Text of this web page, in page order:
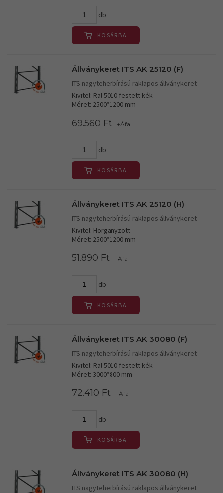
db
KOSÁRBA
Állványkeret ITS AK 25120 (F)
ITS nagyteherbírású raklapos állványkeret
Kivitel: Ral 5010 festett kék
Méret: 2500*1200 mm
69.560 Ft +Áfa
db
KOSÁRBA
Állványkeret ITS AK 25120 (H)
ITS nagyteherbírású raklapos állványkeret
Kivitel: Horganyzott
Méret: 2500*1200 mm
51.890 Ft +Áfa
db
KOSÁRBA
Állványkeret ITS AK 30080 (F)
ITS nagyteherbírású raklapos állványkeret
Kivitel: Ral 5010 festett kék
Méret: 3000*800 mm
72.410 Ft +Áfa
db
KOSÁRBA
Állványkeret ITS AK 30080 (H)
ITS nagyteherbírású raklapos állványkeret